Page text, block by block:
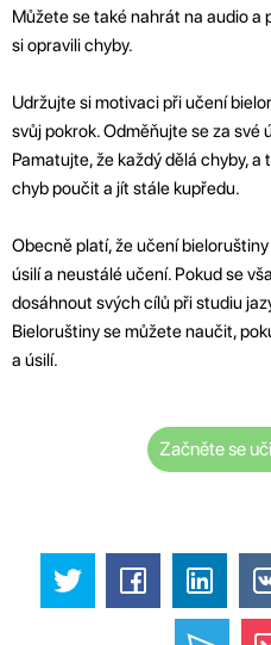
Můžete se také nahrát na audio a
si opravili chyby.
Udržujte si motivaci při učení
svůj pokrok. Odměňujte se za své
Pamatujte, že každý dělá chyby, a
chyb poučit a jít stále kupředu.
Obecně platí, že učení
úsilí a neustálé učení. Pokud se
dosáhnout svých cílů při studiu
Bieloruštiny se můžete naučit,
a úsilí.
Začněte se